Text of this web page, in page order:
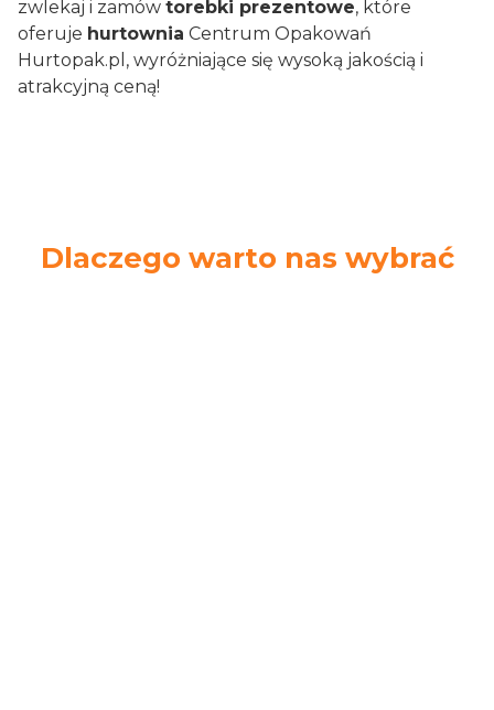
zwlekaj i zamów torebki prezentowe, które
oferuje hurtownia Centrum Opakowań
Hurtopak.pl, wyróżniające się wysoką jakością i
atrakcyjną ceną!
Dlaczego warto nas wybrać